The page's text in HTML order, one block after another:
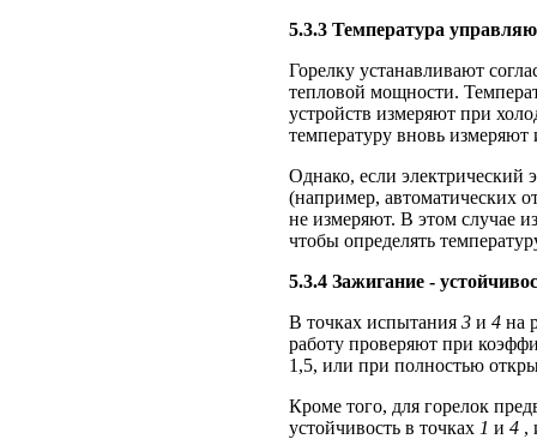
5.3.3 Температура
Горелку устанавливают
тепловой мощности.
устройств измеряют при
температуру вновь измеряют
Однако, если электрический
(например, автоматических
не измеряют. В этом случае
чтобы определять
5.3.4 Зажигание -
В точках испытания 3 и 4 на
работу проверяют при
1,5, или при полностью
Кроме того, для горелок
устойчивость в точках 1 и 4 ,